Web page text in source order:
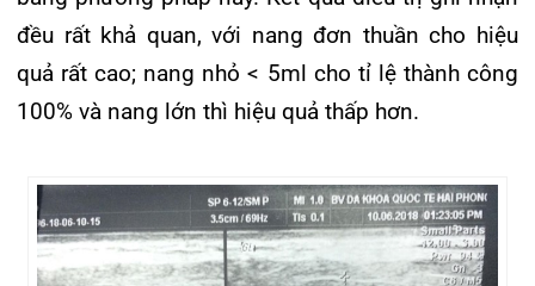
Hình ảnh trước điều trị của bệnh nhân T